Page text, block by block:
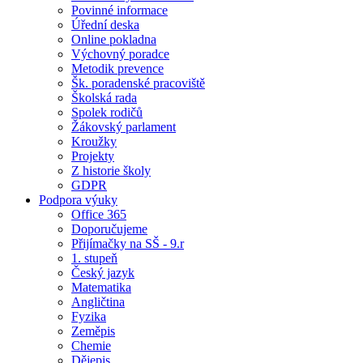
Povinné informace
Úřední deska
Online pokladna
Výchovný poradce
Metodik prevence
Šk. poradenské pracoviště
Školská rada
Spolek rodičů
Žákovský parlament
Kroužky
Projekty
Z historie školy
GDPR
Podpora výuky
Office 365
Doporučujeme
Přijímačky na SŠ - 9.r
1. stupeň
Český jazyk
Matematika
Angličtina
Fyzika
Zeměpis
Chemie
Dějepis